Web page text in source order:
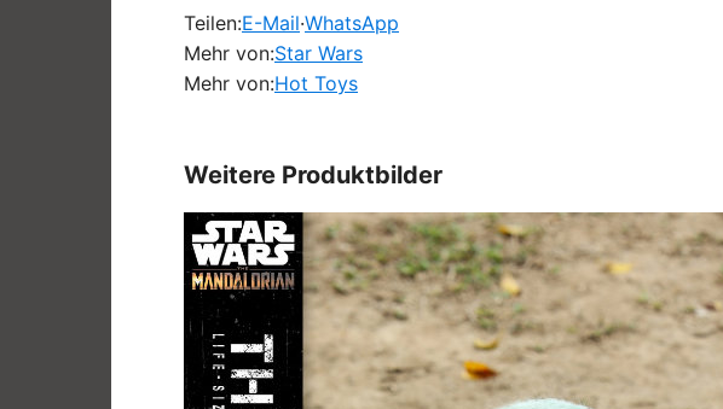
Teilen:E-Mail·WhatsApp
Mehr von:Star Wars
Mehr von:Hot Toys
Weitere Produktbilder